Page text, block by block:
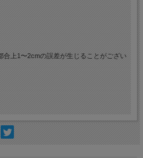
上1〜2cmの誤差が生じることがござい